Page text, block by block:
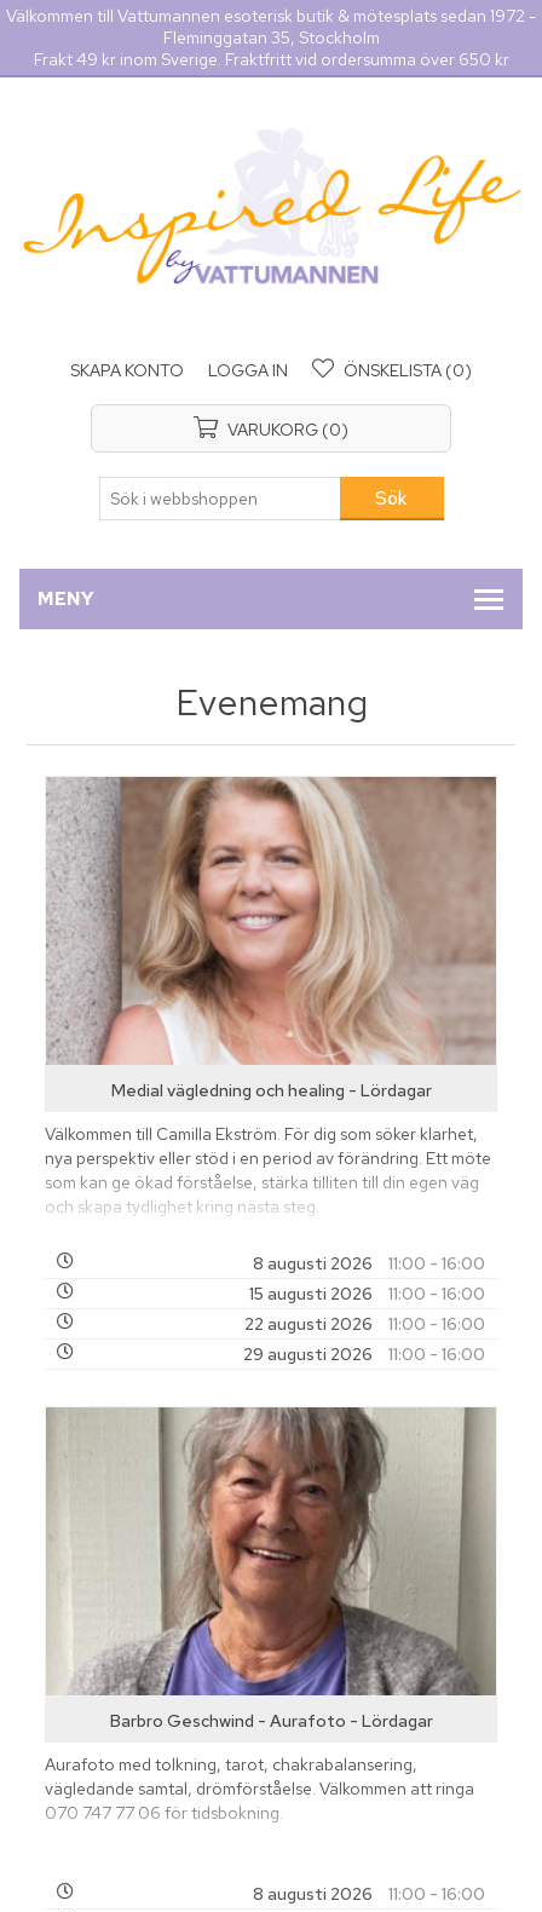
Välkommen till Vattumannen esoterisk butik & mötesplats sedan 1972 -
Fleminggatan 35, Stockholm
Frakt 49 kr inom Sverige. Fraktfritt vid ordersumma över 650 kr
SKAPA KONTO LOGGA IN ÖNSKELISTA (0)
VARUKORG (0)
MENY
Evenemang
Medial vägledning och healing - Lördagar
Välkommen till Camilla Ekström. För dig som söker klarhet,
nya perspektiv eller stöd i en period av förändring. Ett möte
som kan ge ökad förståelse, stärka tilliten till din egen väg
och skapa tydlighet kring nästa steg.
8 augusti 2026
11:00 - 16:00
15 augusti 2026
11:00 - 16:00
22 augusti 2026
11:00 - 16:00
29 augusti 2026
11:00 - 16:00
Barbro Geschwind - Aurafoto - Lördagar
Aurafoto med tolkning, tarot, chakrabalansering,
vägledande samtal, drömförståelse. Välkommen att ringa
070 747 77 06 för tidsbokning.
8 augusti 2026
11:00 - 16:00